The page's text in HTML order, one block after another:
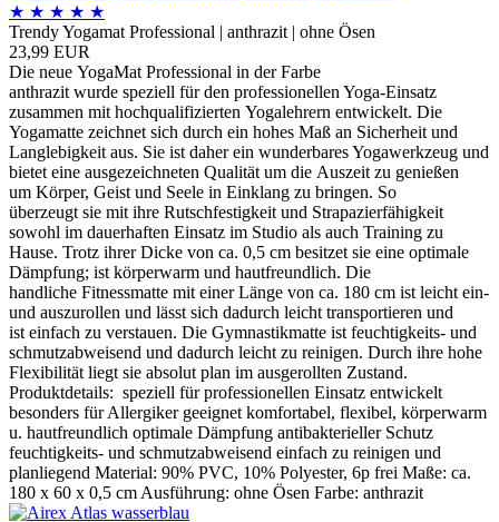
★ ★ ★ ★ ★
Trendy Yogamat Professional | anthrazit | ohne Ösen
23,99 EUR
Die neue YogaMat Professional in der Farbe
anthrazit wurde speziell für den professionellen Yoga-Einsatz
zusammen mit hochqualifizierten Yogalehrern entwickelt. Die
Yogamatte zeichnet sich durch ein hohes Maß an Sicherheit und
Langlebigkeit aus. Sie ist daher ein wunderbares Yogawerkzeug und
bietet eine ausgezeichneten Qualität um die Auszeit zu genießen
um Körper, Geist und Seele in Einklang zu bringen. So
überzeugt sie mit ihre Rutschfestigkeit und Strapazierfähigkeit
sowohl im dauerhaften Einsatz im Studio als auch Training zu
Hause. Trotz ihrer Dicke von ca. 0,5 cm besitzet sie eine optimale
Dämpfung; ist körperwarm und hautfreundlich. Die
handliche Fitnessmatte mit einer Länge von ca. 180 cm ist leicht ein-
und auszurollen und lässt sich dadurch leicht transportieren und
ist einfach zu verstauen. Die Gymnastikmatte ist feuchtigkeits- und
schmutzabweisend und dadurch leicht zu reinigen. Durch ihre hohe
Flexibilität liegt sie absolut plan im ausgerollten Zustand.
Produktdetails: speziell für professionellen Einsatz entwickelt
besonders für Allergiker geeignet komfortabel, flexibel, körperwarm
u. hautfreundlich optimale Dämpfung antibakterieller Schutz
feuchtigkeits- und schmutzabweisend einfach zu reinigen und
planliegend Material: 90% PVC, 10% Polyester, 6p frei Maße: ca.
180 x 60 x 0,5 cm Ausführung: ohne Ösen Farbe: anthrazit